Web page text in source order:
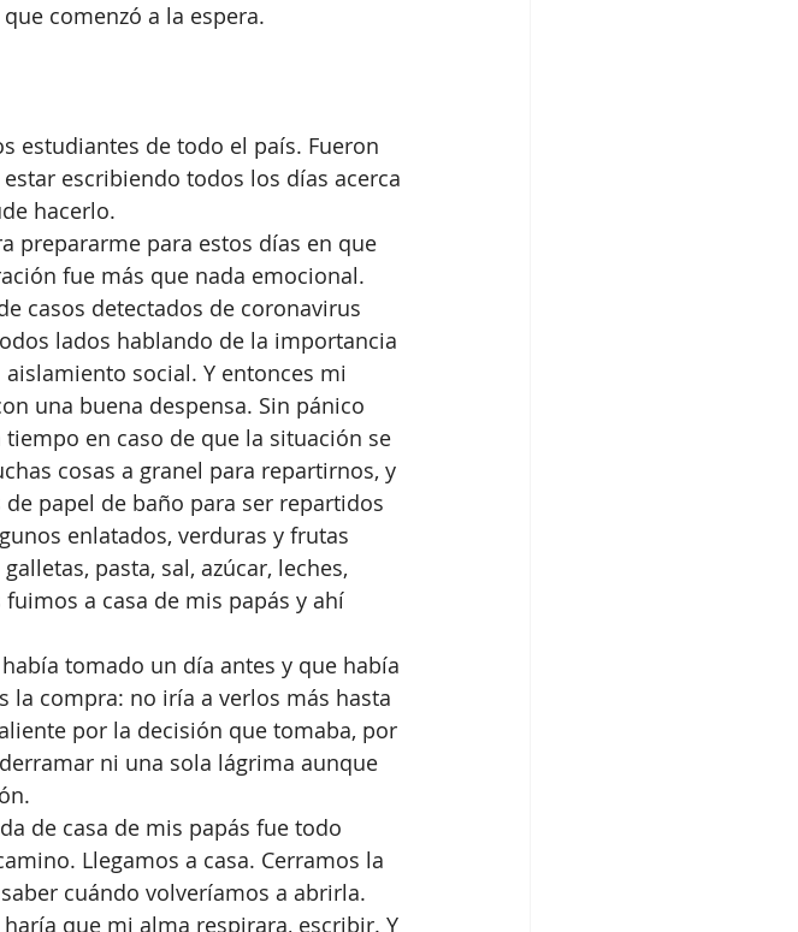
comenzó a la espera.
estudiantes de todo el país. Fueron
escribiendo todos los días acerca
hacerlo.
prepararme para estos días en que
fue más que nada emocional.
casos detectados de coronavirus
lados hablando de la importancia
social. Y entonces mi
una buena despensa. Sin pánico
en caso de que la situación se
cosas a granel para repartirnos, y
papel de baño para ser repartidos
enlatados, verduras y frutas
pasta, sal, azúcar, leches,
a casa de mis papás y ahí
tomado un día antes y que había
compra: no iría a verlos más hasta
por la decisión que tomaba, por
ni una sola lágrima aunque
de casa de mis papás fue todo
Llegamos a casa. Cerramos la
cuándo volveríamos a abrirla.
que mi alma respirara, escribir. Y